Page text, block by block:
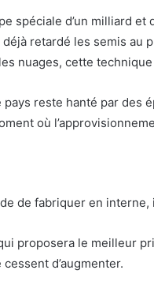
spéciale d’un milliard
retardé les semis
nuages, cette
reste hanté par
où
de fabriquer en
proposera le meilleur
d’augmenter.